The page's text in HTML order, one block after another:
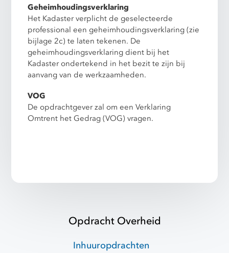
Geheimhoudingsverklaring
Het Kadaster verplicht de geselecteerde
professional een geheimhoudingsverklaring (zie
bijlage 2c) te laten tekenen. De
geheimhoudingsverklaring dient bij het
Kadaster ondertekend in het bezit te zijn bij
aanvang van de werkzaamheden.
VOG
De opdrachtgever zal om een Verklaring
Omtrent het Gedrag (VOG) vragen.
Opdracht Overheid
Inhuuropdrachten